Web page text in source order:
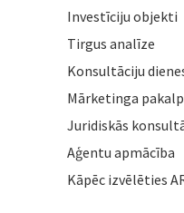
Investīciju objekti
Tirgus analīze
Konsultāciju
Mārketinga
Juridiskās
Aģentu apmācība
Kāpēc izvēlēties